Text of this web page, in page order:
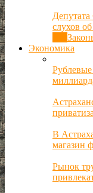
слухов
Экономика
В
магазин
Рынок